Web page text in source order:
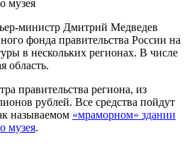
министр Дмитрий Медведев
фонда правительства России на
в нескольких регионах. В числе
область.
правительства региона, из
рублей. Все средства пойдут
называемом «мраморном» здании
музея.